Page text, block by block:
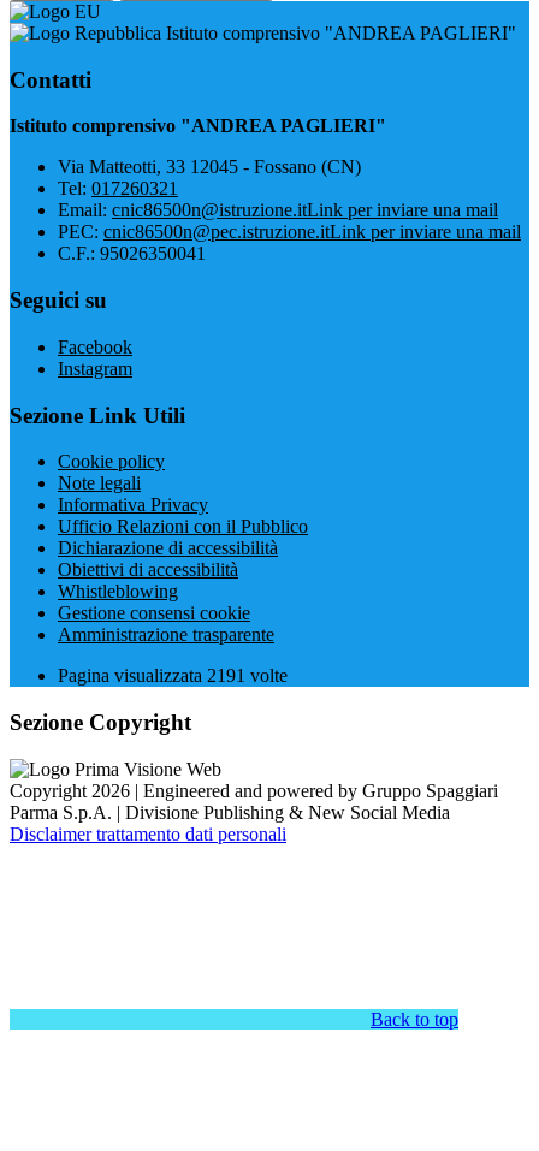
Istituto comprensivo "ANDREA PAGLIERI"
Contatti
Istituto comprensivo "ANDREA PAGLIERI"
Via Matteotti, 33 12045 - Fossano (CN)
Tel: 017260321
Email: cnic86500n@istruzione.itLink per inviare una mail
PEC: cnic86500n@pec.istruzione.itLink per inviare una mail
C.F.: 95026350041
Seguici su
Facebook
Instagram
Sezione Link Utili
Cookie policy
Note legali
Informativa Privacy
Ufficio Relazioni con il Pubblico
Dichiarazione di accessibilità
Obiettivi di accessibilità
Whistleblowing
Gestione consensi cookie
Amministrazione trasparente
Pagina visualizzata 2191 volte
Sezione Copyright
Copyright 2026 | Engineered and powered by Gruppo Spaggiari
Parma S.p.A. | Divisione Publishing & New Social Media
Disclaimer trattamento dati personali
Back to top